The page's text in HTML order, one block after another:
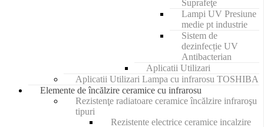
Suprafeţe
Lampi UV Presiune
medie pt industrie
Sistem de
dezinfecție UV
Antibacterian
Aplicatii Utilizari
Aplicatii Utilizari Lampa cu infrarosu TOSHIBA
Elemente de încălzire ceramice cu infrarosu
Rezistenţe radiatoare ceramice încălzire infraroşu
tipuri
Rezistente electrice ceramice incalzire